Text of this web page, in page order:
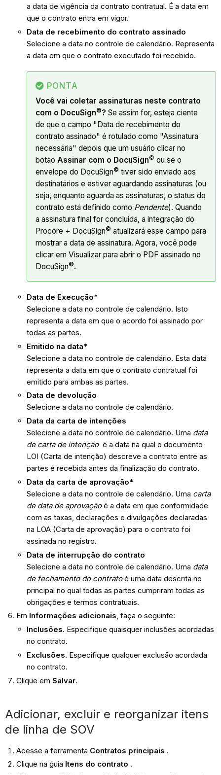
a data de vigência da contrato contratual. É a data em
que o contrato entra em vigor.
Data de recebimento do contrato assinado
Selecione a data no controle de calendário. Representa
a data em que o contrato executado foi recebido.
PONTA
Você vai coletar assinaturas neste contrato
com o DocuSign©? Se assim for, esteja ciente
de que o campo "Data de recebimento do
contrato assinado" é rotulado como "Assinatura
necessária" depois que um usuário clicar no
botão Assinar com o DocuSign© ou se o
envelope do DocuSign© tiver sido enviado aos
destinatários e estiver aguardando assinaturas (ou
seja, enquanto aguarda as assinaturas, o status do
contrato está definido como Pendente). Quando
a assinatura final for concluída, a integração do
Procore + DocuSign© atualizará esse campo para
mostrar a data de assinatura. Agora, você pode
clicar em Visualizar para abrir o PDF assinado no
DocuSign©.
Data de Execução*
Selecione a data no controle de calendário. Isto
representa a data em que o acordo foi assinado por
todas as partes.
Emitido na data*
Selecione a data no controle de calendário. Esta data
representa a data em que o contrato contratual foi
emitido para ambas as partes.
Data de devolução
Selecione a data no controle de calendário.
Data da carta de intenções
Selecione a data no controle de calendário. Uma data
de carta de intenção é a data na qual o documento
LOI (Carta de intenção) descreve a contrato entre as
partes é recebida antes da finalização do contrato.
Data da carta de aprovação*
Selecione a data no controle de calendário. Uma carta
de data de aprovaçãoé a data em que conformidade
com as taxas, declarações e divulgações declaradas
na LOA (Carta de aprovação) para o contrato foi
assinada no registro.
Data de interrupção do contrato
Selecione a data no controle de calendário. Uma data
de fechamento do contratoé uma data descrita no
principal no qual todas as partes cumpriram todas as
obrigações e termos contratuais.
Em Informações adicionais, faça o seguinte:
Inclusões. Especifique quaisquer inclusões acordadas
no contrato.
Exclusões. Especifique qualquer exclusão acordada
no contrato.
Clique em Salvar.
Adicionar, excluir e reorganizar itens
de linha de SOV
Acesse a ferramenta Contratos principais .
Clique na guia Itens do contrato .